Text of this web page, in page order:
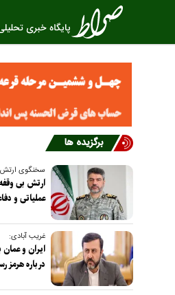
برگزیده ها
سخنگوی
ارتش بی
عملیاتی و
غریب آبادی:
ایران و عمان
درباره هرمز